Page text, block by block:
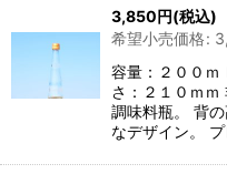
3,850円(税込)
希望小売価格:
容量：２００ｍ
さ：２１０ｍｍ
調味料瓶。 背
なデザイン。